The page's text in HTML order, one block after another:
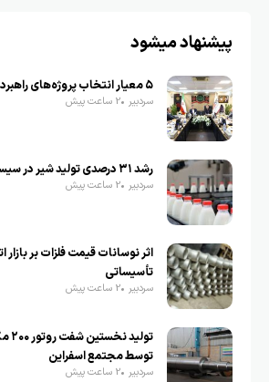
پیشنهاد میشود
۵ معیار انتخاب پروژه‌های راهبردی صنعت و معدن
سردبیر 2 ساعت پیش
رشد ۳۱ درصدی تولید شیر در سیستان و بلوچستان
سردبیر 2 ساعت پیش
اثر نوسانات قیمت فلزات بر
تأسیساتی
سردبیر 2 ساعت پیش
توسط مجتمع اسفراین
سردبیر 2 ساعت پیش